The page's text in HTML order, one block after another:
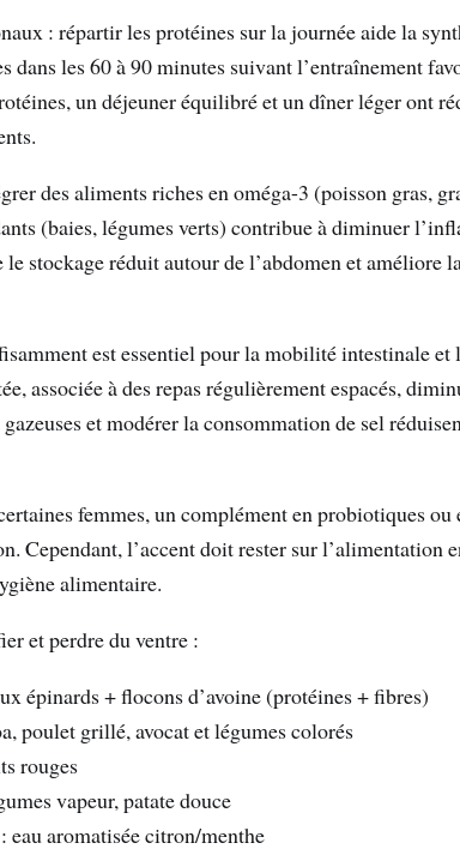
: répartir les protéines sur la journée aide la
dans les 60 à 90 minutes suivant l’entraînement
un déjeuner équilibré et un dîner léger ont
des aliments riches en oméga-3 (poisson gras,
(baies, légumes verts) contribue à diminuer
stockage réduit autour de l’abdomen et améliore
est essentiel pour la mobilité intestinale et
associée à des repas régulièrement espacés,
et modérer la consommation de sel
femmes, un complément en probiotiques ou
Cependant, l’accent doit rester sur l’alimentation
alimentaire.
et perdre du ventre :
épinards + flocons d’avoine (protéines + fibres)
poulet grillé, avocat et légumes colorés
rouges
vapeur, patate douce
eau aromatisée citron/menthe